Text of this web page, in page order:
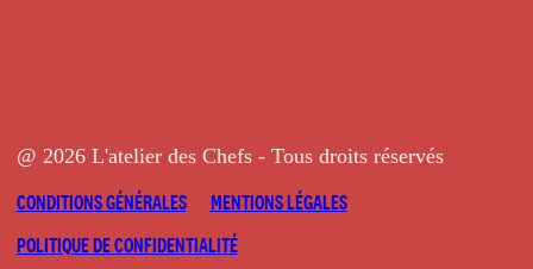
@ 2026 L'atelier des Chefs - Tous droits réservés
CONDITIONS GÉNÉRALES
MENTIONS LÉGALES
POLITIQUE DE CONFIDENTIALITÉ